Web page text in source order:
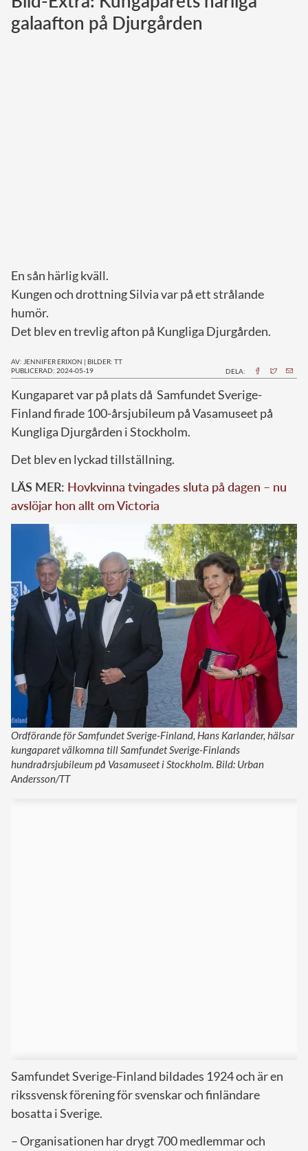
Norska kungahuset
galaafton på Djurgården
En sån härlig kväll.
Kungen och drottning Silvia var på ett strålande
humör.
Det blev en trevlig afton på Kungliga Djurgården.
AV: JENNIFER ERIXON | BILDER: TT
PUBLICERAD: 2024-05-19
DELA:
Kungaparet var på plats då Samfundet Sverige-
Finland firade 100-årsjubileum på Vasamuseet på
Kungliga Djurgården i Stockholm.
Det blev en lyckad tillställning.
LÄS MER: Hovkvinna tvingades sluta på dagen – nu
avslöjar hon allt om Victoria
Ordförande för Samfundet Sverige-Finland, Hans Karlander, hälsar
kungaparet välkomna till Samfundet Sverige-Finlands
hundraårsjubileum på Vasamuseet i Stockholm. Bild: Urban
Andersson/TT
Samfundet Sverige-Finland bildades 1924 och är en
rikssvensk förening för svenskar och finländare
bosatta i Sverige.
– Organisationen har drygt 700 medlemmar och